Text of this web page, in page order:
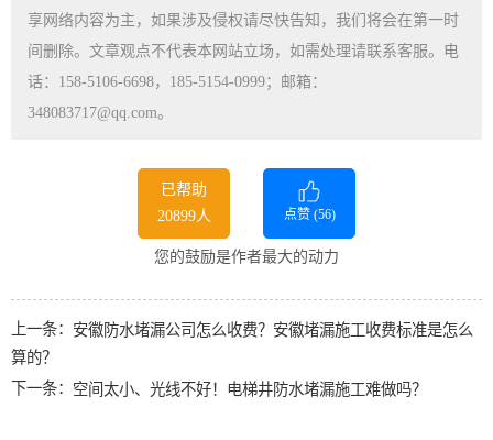
享网络内容为主，如果涉及侵权请尽快告知，我们将会在第一时
间删除。文章观点不代表本网站立场，如需处理请联系客服。电
话：158-5106-6698，185-5154-0999；邮箱：
348083717@qq.com。
已帮助
20899人
点赞 (56)
您的鼓励是作者最大的动力
上一条： 安徽防水堵漏公司怎么收费？安徽堵漏施工收费标准是怎么
算的？
下一条： 空间太小、光线不好！电梯井防水堵漏施工难做吗？